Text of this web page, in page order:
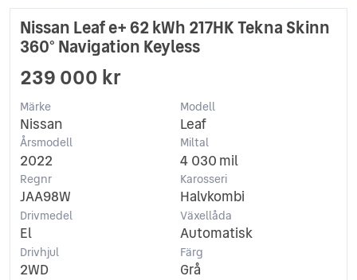
Nissan Leaf e+ 62 kWh 217HK Tekna Skinn
360° Navigation Keyless
239 000 kr
Märke
Nissan
Modell
Leaf
Årsmodell
2022
Miltal
4 030 mil
Regnr
JAA98W
Karosseri
Halvkombi
Drivmedel
El
Växellåda
Automatisk
Drivhjul
2WD
Färg
Grå